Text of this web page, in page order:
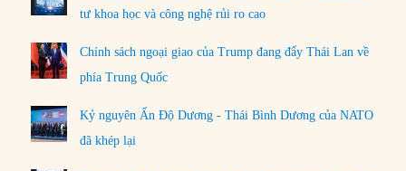
tư khoa học và công nghệ rủi ro cao
Chính sách ngoại giao của Trump đang đẩy Thái Lan về
phía Trung Quốc
Kỷ nguyên Ấn Độ Dương - Thái Bình Dương của NATO
đã khép lại